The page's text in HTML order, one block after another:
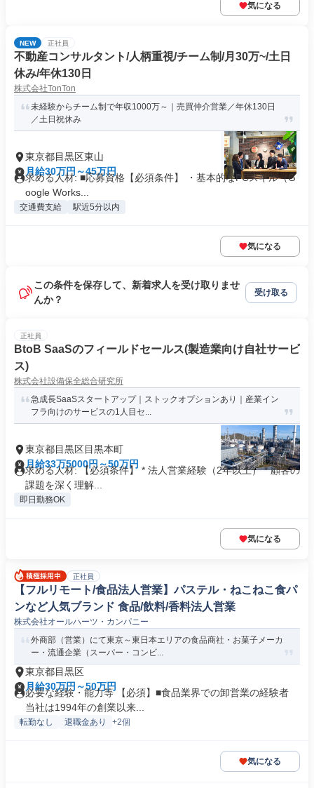
気になる
NEW 正社員
不動産コンサルタント/人柄重視/チーム制/月30万~/土日
休み/年休130日
株式会社TonTon
未経験からチーム制で年収1000万～｜売買仲介営業／年休130日
／土日祝休み
東京都目黒区東山
月給30万円～45万円
求める人材: ■応募資格【必須条件】 ・基本的なPCスキル（G
oogle Works...
交通費支給 駅近5分以内
気になる
この条件を保存して、新着求人を受け取りませ
んか？
受け取る
正社員
BtoB SaaSのフィールドセールス(製造業向け自社サービ
ス)
株式会社設備保全総合研究所
急成長SaaSスタートアップ｜ストックオプションあり｜産業イン
フラ向けのサービスの1人目セ...
東京都目黒区目黒本町
月給33万5000円～50万円
求める人材: 【必須条件】 * 法人営業経験（2年以上） * 顧客の
課題を深く理解...
即日勤務OK
気になる
正社員
【フルリモート/食品法人営業】パステル・ねこねこ食パ
ンなど人気ブランド 食品/飲料/香料法人営業
株式会社オールハーツ・カンパニー
外商部（営業）にて東京～東日本エリアの食品商社・お菓子メーカ
ー・流通企業（スーパー・コンビ...
東京都目黒区
月給30万円～50万円
必要な経験・能力等 【必須】■食品業界での卸営業の経験者
当社は1994年の創業以来...
転勤なし 退職金あり +2個
気になる